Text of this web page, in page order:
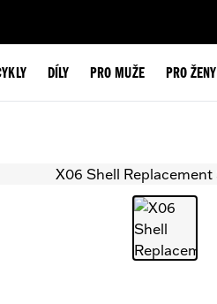
DÍLY PRO MUŽE PRO ŽENY